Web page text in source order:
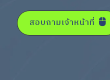
สอบถามเจ้าหน้าที่